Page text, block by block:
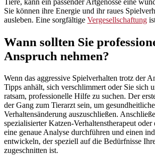
Tiere, kann ein passender Artgenosse eine
Sie können ihre Energie und ihr raues
ausleben. Eine sorgfältige Vergesellschaftung
Wann sollten Sie
Anspruch nehmen?
Wenn das aggressive Spielverhalten trotz der
Tipps anhält, sich verschlimmert oder Sie sich
ratsam, professionelle Hilfe zu suchen. Der
der Gang zum Tierarzt sein, um
Verhaltensänderung auszuschließen.
spezialisierter Katzen-Verhaltenstherapeut
eine genaue Analyse durchführen und einen
entwickeln, der speziell auf die Bedürfnisse
zugeschnitten ist.